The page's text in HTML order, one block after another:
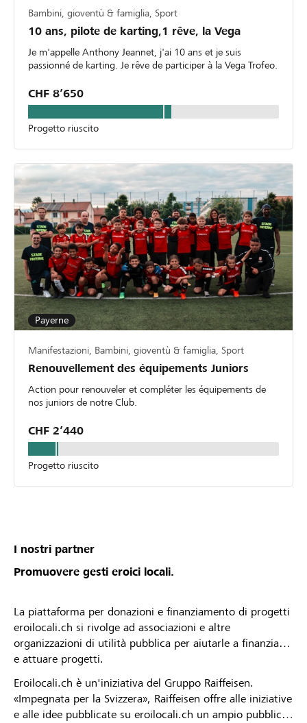
Bambini, gioventù & famiglia, Sport
10 ans, pilote de karting,1 rêve, la Vega
Je m'appelle Anthony Jeannet, j'ai 10 ans et je suis
passionné de karting. Je rêve de participer à la Vega Trofeo.
CHF 8’650
Progetto riuscito
Payerne
Manifestazioni, Bambini, gioventù & famiglia, Sport
Renouvellement des équipements Juniors
Action pour renouveler et compléter les équipements de
nos juniors de notre Club.
CHF 2’440
Progetto riuscito
I nostri partner
Promuovere gesti eroici locali.
La piattaforma per donazioni e finanziamento di progetti
eroilocali.ch si rivolge ad associazioni e altre
organizzazioni di utilità pubblica per aiutarle a finanziare
e attuare progetti.
Eroilocali.ch è un'iniziativa del Gruppo Raiffeisen.
«Impegnata per la Svizzera», Raiffeisen offre alle iniziative
e alle idee pubblicate su eroilocali.ch un ampio pubblico